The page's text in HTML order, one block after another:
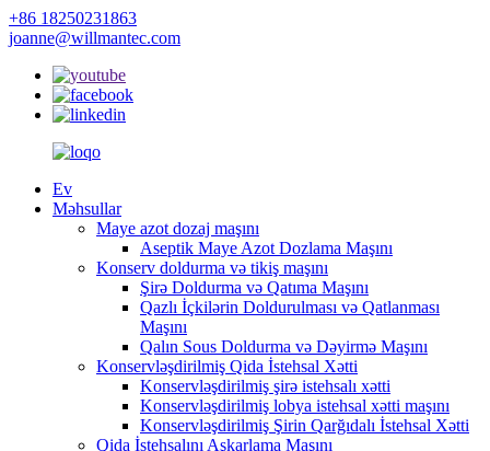
+86 18250231863
joanne@willmantec.com
Ev
Məhsullar
Maye azot dozaj maşını
Aseptik Maye Azot Dozlama Maşını
Konserv doldurma və tikiş maşını
Şirə Doldurma və Qatıma Maşını
Qazlı İçkilərin Doldurulması və Qatlanması
Maşını
Qalın Sous Doldurma və Dəyirmə Maşını
Konservləşdirilmiş Qida İstehsal Xətti
Konservləşdirilmiş şirə istehsalı xətti
Konservləşdirilmiş lobya istehsal xətti maşını
Konservləşdirilmiş Şirin Qarğıdalı İstehsal Xətti
Qida İstehsalını Aşkarlama Maşını